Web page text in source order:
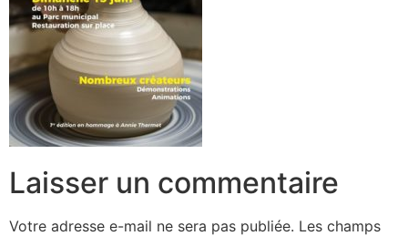
Laisser un commentaire
Votre adresse e-mail ne sera pas publiée. Les champs